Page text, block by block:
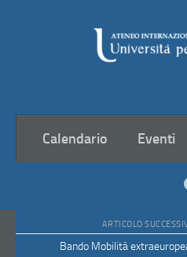
Calendario Eventi
ARTICOLO
Bando Mobilità